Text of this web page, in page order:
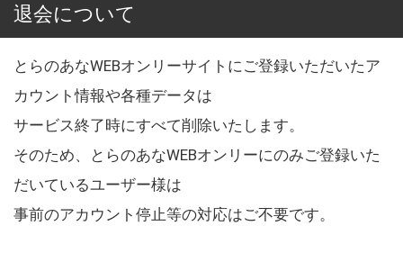
退会について
とらのあなWEBオンリーサイトにご登録いただいたア
カウント情報や各種データは
サービス終了時にすべて削除いたします。
そのため、とらのあなWEBオンリーにのみご登録いた
だいているユーザー様は
事前のアカウント停止等の対応はご不要です。